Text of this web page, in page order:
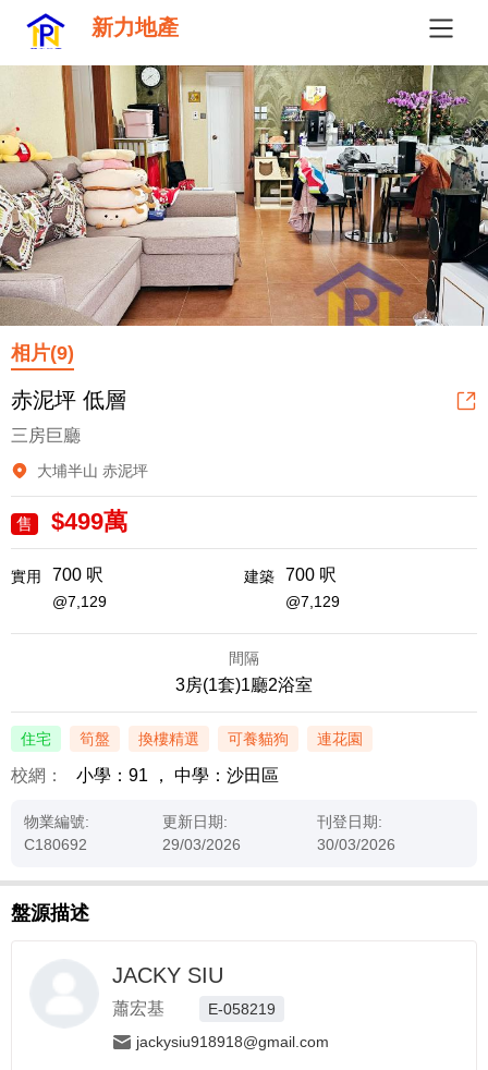
新力地產
相片(9)
赤泥坪 低層
三房巨廳
大埔半山 赤泥坪
售 $499萬
實用 700 呎
@7,129
建築 700 呎
@7,129
間隔
3房(1套)1廳2浴室
住宅 筍盤 換樓精選 可養貓狗 連花園
校網： 小學：91 ， 中學：沙田區
物業編號:
C180692
更新日期:
29/03/2026
刊登日期:
30/03/2026
盤源描述
JACKY SIU
蕭宏基
E-058219
jackysiu918918@gmail.com